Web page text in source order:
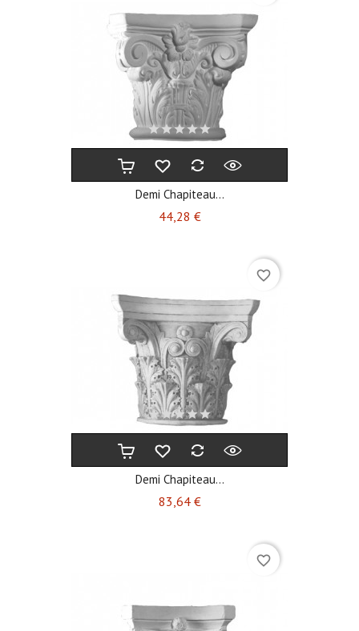
Demi Chapiteau...
44,28 €Prix
Demi Chapiteau...
83,64 €Prix
favorite_border
favorite_border